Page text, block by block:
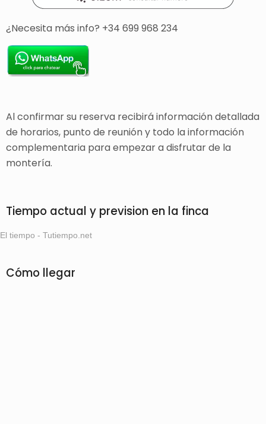
¿Necesita más info? +34 699 968 234
Al confirmar su reserva recibirá información detallada
de horarios, punto de reunión y todo la información
complementaria para empezar a disfrutar de la
montería.
Tiempo actual y prevision en la finca
El tiempo - Tutiempo.net
Cómo llegar